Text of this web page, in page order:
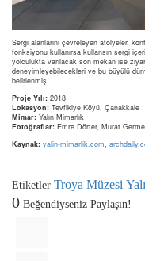
Sergi alanlarını çevreleyen atölyeler,
fonksiyonu kullanırsa kullansın sergi
yolculukta varılacak son mekan ise
deneyimleyebilecekleri ve bu büyülü
belirlenmiş.
Proje Yılı: 2018
Lokasyon: Tevfikiye Köyü, Çanakkale
Mimar: Yalın Mimarlık
Fotoğraflar: Emre Dörter, Murat
Kaynak: yalin-mimarlik.com,
Etiketler Troya Müzesi
0 Beğendiyseniz Paylaşın!